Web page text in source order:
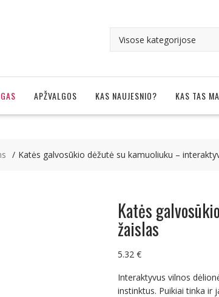
APŽVALGOS KAS NAUJESNIO? KAS TAS
Katės galvosūkio dėžutė su kamuoliuku –
Katės
žaislas
5.32 €
Interaktyvus vilnos
instinktus. Puikiai tinka ir